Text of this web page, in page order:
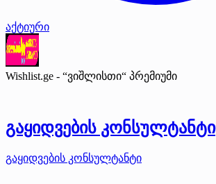
აქტიური
Wishlist.ge - “ვიშლისთი“ პრემიუმი
გაყიდვების კონსულტანტი
გაყიდვების კონსულტანტი